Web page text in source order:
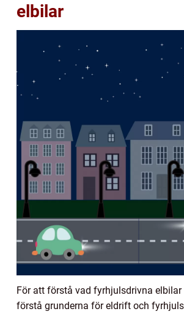
elbilar
För att förstå vad fyrhjulsdrivna
förstå grunderna för eldrift och